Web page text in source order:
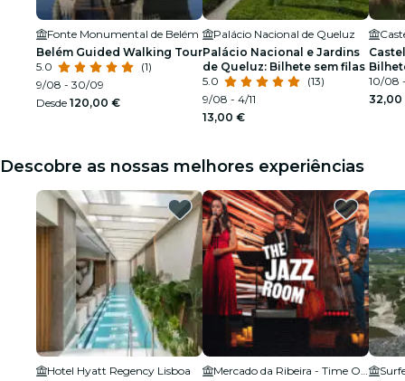
Fonte Monumental de Belém
Belém Guided Walking Tour
5.0
(1)
9/08 - 30/09
Desde 120,00 €
Palácio Nacional de Queluz
Palácio Nacional e Jardins
de Queluz: Bilhete sem filas
5.0
(13)
9/08 - 4/11
13,00 €
10/08 -
32,00
Descobre as nossas melhores experiências
Hotel Hyatt Regency Lisboa
Mercado da Ribeira - Time Out Market